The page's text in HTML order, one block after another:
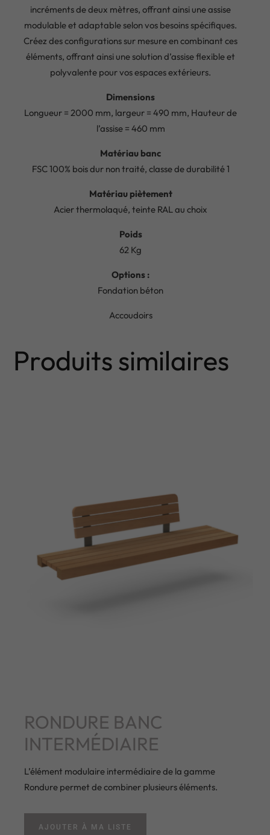
incréments de deux mètres, offrant ainsi une assise
modulable et adaptable selon vos besoins spécifiques.
Créez des configurations sur mesure en combinant ces
éléments, offrant ainsi une solution d’assise flexible et
polyvalente pour vos espaces extérieurs.
Dimensions
Longueur = 2000 mm, largeur = 490 mm, Hauteur de
l’assise = 460 mm
Matériau banc
FSC 100% bois dur non traité, classe de durabilité 1
Matériau piètement
Acier thermolaqué, teinte RAL au choix
Poids
62 Kg
Options :
Fondation béton
Accoudoirs
Produits similaires
RONDURE BANC
INTERMÉDIAIRE
L’élément modulaire intermédiaire de la gamme
Rondure permet de combiner plusieurs éléments.
AJOUTER À MA LISTE